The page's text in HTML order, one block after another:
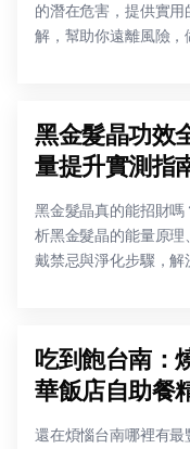
的潛在危害，提供實
解，幫助你遠離風險，
黑金髮晶功效
量提升實測指
黑金髮晶真的能招財
析黑金髮晶的能量原
戴禁忌與淨化步驟，解
吃到飽台南：
華飯店自助餐
還在煩惱台南哪裡有